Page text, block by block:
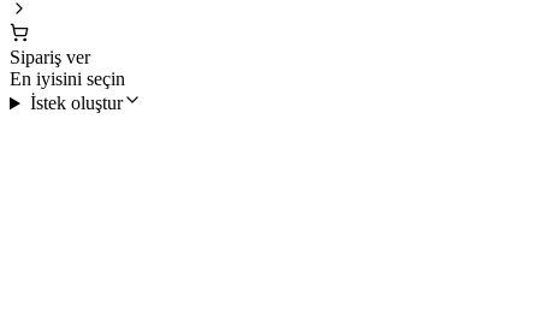
Sipariş ver
En iyisini seçin
İstek oluştur